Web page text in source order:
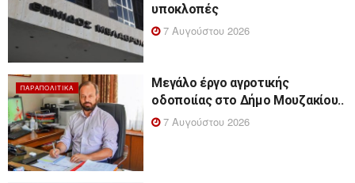
υποκλοπές
7 Αυγούστου 2026
ΠΑΡΑΠΟΛΙΤΙΚΆ
Μεγάλο έργο αγροτικής
οδοποιίας στο Δήμο Μουζακίου..
7 Αυγούστου 2026